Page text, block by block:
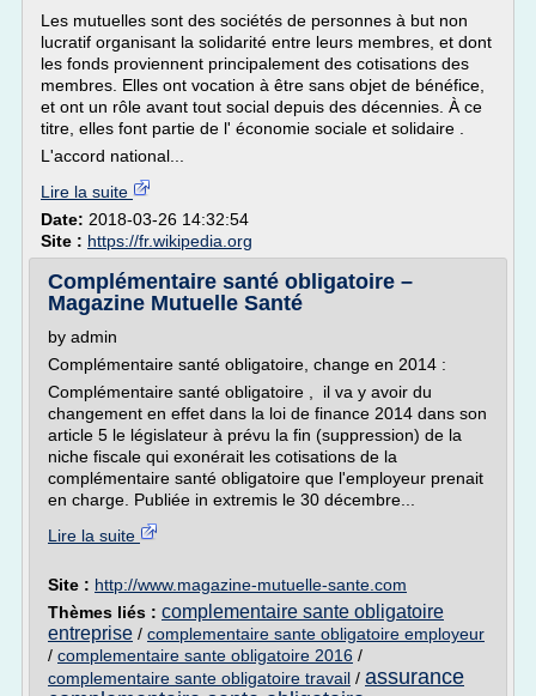
Les mutuelles sont des sociétés de personnes à but non
lucratif organisant la solidarité entre leurs membres, et dont
les fonds proviennent principalement des cotisations des
membres. Elles ont vocation à être sans objet de bénéfice,
et ont un rôle avant tout social depuis des décennies. À ce
titre, elles font partie de l' économie sociale et solidaire .
L'accord national...
Lire la suite
Date: 2018-03-26 14:32:54
Site : https://fr.wikipedia.org
Complémentaire santé obligatoire –
Magazine Mutuelle Santé
by admin
Complémentaire santé obligatoire, change en 2014 :
Complémentaire santé obligatoire , il va y avoir du
changement en effet dans la loi de finance 2014 dans son
article 5 le législateur à prévu la fin (suppression) de la
niche fiscale qui exonérait les cotisations de la
complémentaire santé obligatoire que l'employeur prenait
en charge. Publiée in extremis le 30 décembre...
Lire la suite
Site : http://www.magazine-mutuelle-sante.com
Thèmes liés : complementaire sante obligatoire
entreprise / complementaire sante obligatoire employeur
/ complementaire sante obligatoire 2016 /
complementaire sante obligatoire travail / assurance